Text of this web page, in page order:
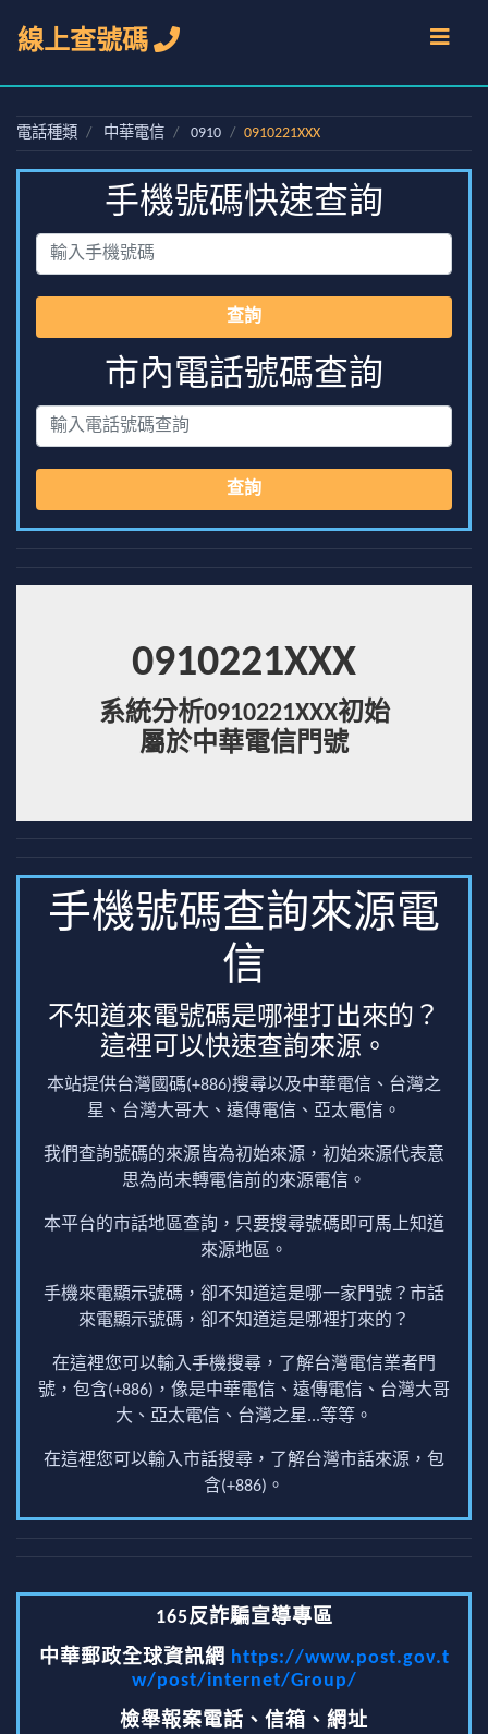
線上查號碼
電話種類 中華電信 0910 0910221XXX
手機號碼快速查詢
查詢
市內電話號碼查詢
查詢
0910221XXX
系統分析0910221XXX初始
屬於中華電信門號
手機號碼查詢來源電
信
不知道來電號碼是哪裡打出來的？
這裡可以快速查詢來源。
本站提供台灣國碼(+886)搜尋以及中華電信、台灣之
星、台灣大哥大、遠傳電信、亞太電信。
我們查詢號碼的來源皆為初始來源，初始來源代表意
思為尚未轉電信前的來源電信。
本平台的市話地區查詢，只要搜尋號碼即可馬上知道
來源地區。
手機來電顯示號碼，卻不知道這是哪一家門號？市話
來電顯示號碼，卻不知道這是哪裡打來的？
在這裡您可以輸入手機搜尋，了解台灣電信業者門
號，包含(+886)，像是中華電信、遠傳電信、台灣大哥
大、亞太電信、台灣之星...等等。
在這裡您可以輸入市話搜尋，了解台灣市話來源，包
含(+886)。
165反詐騙宣導專區
中華郵政全球資訊網 https://www.post.gov.t
w/post/internet/Group/
檢舉報案電話、信箱、網址